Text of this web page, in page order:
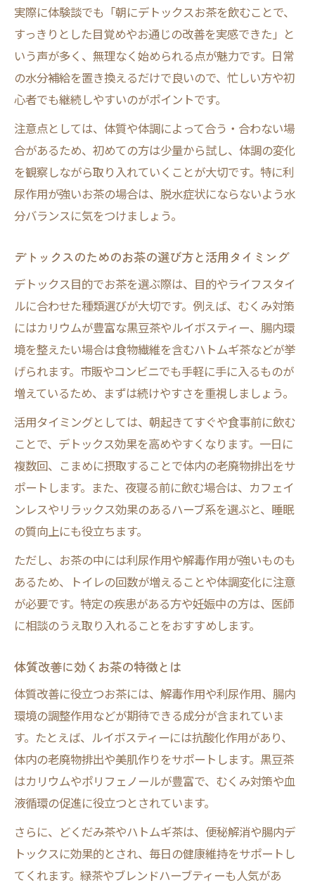
方
デトックス茶で内側から透明感アップ
美肌維持にはデトックス茶の継続が鍵
デトックスお茶と栄養バランスの関係性
むくみや便秘対策に役立つデトックスの知恵
デトックス茶でむくみをケアする方法
便秘改善にデトックス茶を取り入れる秘訣
むくみ対策に最適なデトックス茶の選択肢
腸内環境を良くするデトックスお茶の選び
デトックス茶で日常的なケアを続けるコツ
デトックス茶選びに迷わない実践ポイント
自分に合うデトックス茶の見極め方
デトックス茶ランキングを参考にするコツ
人気のデトックス茶の特徴を比較解説
初めてでも安心なデトックス茶の選択基準
デトックスお茶おすすめの試し方と続け方
腸内環境を整えるためのお茶の飲み方とは
腸内デトックス茶で整える飲み方の基本
タイミング別デトックス茶の飲み方ガイド
腸内環境改善に役立つデトックス茶の活用
毎日続けたいデトックス茶の取り入れ方
腸内をリセットするデトックス茶の工夫
実際に体験談でも「朝にデトックスお茶を飲むことで、
すっきりとした目覚めやお通じの改善を実感できた」と
いう声が多く、無理なく始められる点が魅力です。日常
の水分補給を置き換えるだけで良いので、忙しい方や初
心者でも継続しやすいのがポイントです。
注意点としては、体質や体調によって合う・合わない場
合があるため、初めての方は少量から試し、体調の変化
を観察しながら取り入れていくことが大切です。特に利
尿作用が強いお茶の場合は、脱水症状にならないよう水
分バランスに気をつけましょう。
デトックスのためのお茶の選び方と活用タイミング
デトックス目的でお茶を選ぶ際は、目的やライフスタイ
ルに合わせた種類選びが大切です。例えば、むくみ対策
にはカリウムが豊富な黒豆茶やルイボスティー、腸内環
境を整えたい場合は食物繊維を含むハトムギ茶などが挙
げられます。市販やコンビニでも手軽に手に入るものが
増えているため、まずは続けやすさを重視しましょう。
活用タイミングとしては、朝起きてすぐや食事前に飲む
ことで、デトックス効果を高めやすくなります。一日に
複数回、こまめに摂取することで体内の老廃物排出をサ
ポートします。また、夜寝る前に飲む場合は、カフェイ
ンレスやリラックス効果のあるハーブ系を選ぶと、睡眠
の質向上にも役立ちます。
ただし、お茶の中には利尿作用や解毒作用が強いものも
あるため、トイレの回数が増えることや体調変化に注意
が必要です。特定の疾患がある方や妊娠中の方は、医師
に相談のうえ取り入れることをおすすめします。
体質改善に効くお茶の特徴とは
体質改善に役立つお茶には、解毒作用や利尿作用、腸内
環境の調整作用などが期待できる成分が含まれていま
す。たとえば、ルイボスティーには抗酸化作用があり、
体内の老廃物排出や美肌作りをサポートします。黒豆茶
はカリウムやポリフェノールが豊富で、むくみ対策や血
液循環の促進に役立つとされています。
さらに、どくだみ茶やハトムギ茶は、便秘解消や腸内デ
トックスに効果的とされ、毎日の健康維持をサポートし
てくれます。緑茶やブレンドハーブティーも人気があ